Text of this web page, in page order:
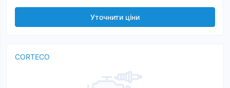
Уточнити ціни
CORTECO